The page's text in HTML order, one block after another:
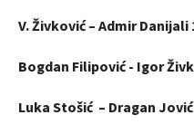
V. Živković – Admir Danijali
Bogdan Filipović - Igor
Luka Stošić – Dragan